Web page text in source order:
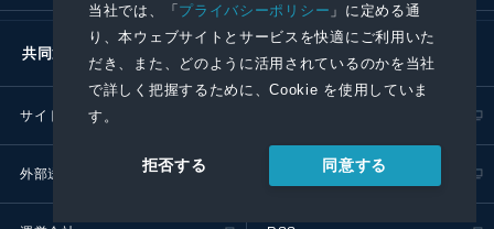
当社では、「プライバシーポリシー 」に定める通
り、本ウェブサイトとサービスを快適にご利用いた
だき、また、どのように活用されているのかを当社
で詳しく把握するために、Cookie を使用していま
す。
拒否する 同意する
共同通信社グループ
サイトポリシー
外部送信ポリシー プレスリリース取扱基準